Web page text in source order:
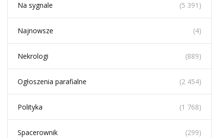
Na sygnale (5 391)
Najnowsze (4)
Nekrologi (889)
Ogłoszenia parafialne (2 454)
Polityka (1 768)
Spacerownik (299)